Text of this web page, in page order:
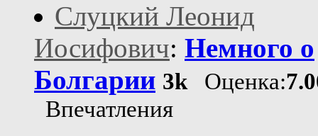
Слуцкий Леонид
Иосифович: Немного о
Болгарии 3kОценка:
Впечатления